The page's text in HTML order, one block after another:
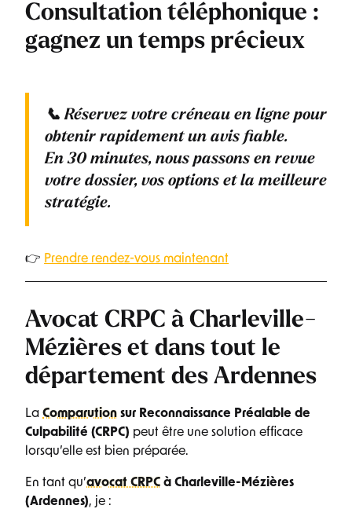
Consultation téléphonique :
gagnez un temps précieux
📞Réservez votre créneau en ligne pour
obtenir rapidement un avis fiable.
En30 minutes, nous passons en revue
votre dossier, vos options et la meilleure
stratégie.
👉 Prendre rendez-vous maintenant
Avocat CRPC à Charleville-
Mézières et dans tout le
département des Ardennes
La Comparution sur Reconnaissance Préalable de
Culpabilité (CRPC) peut être une solution efficace
lorsqu’elle est bien préparée.
En tant qu’avocat CRPC à Charleville-Mézières
(Ardennes), je :